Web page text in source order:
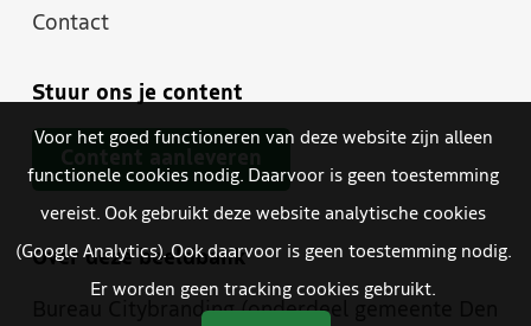
Contact
Stuur ons je content
Over deze beeldbank
Bureau Citybranding (onderdeel gemeente Den
Voor het goed functioneren van deze website zijn alleen
functionele cookies nodig. Daarvoor is geen toestemming
vereist. Ook gebruikt deze website analytische cookies
(Google Analytics). Ook daarvoor is geen toestemming nodig.
Er worden geen tracking cookies gebruikt.